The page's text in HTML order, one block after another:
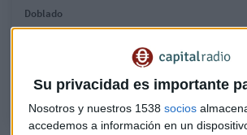
Su privacidad es importante
Nosotros y nuestros 1538 socios
accedemos a información en un
Doblado
Los bancos europeos alcanzan máximos
dividendos, superando los niveles previos a la crisis
Carlos Doblado, de Zacher Asset Management.